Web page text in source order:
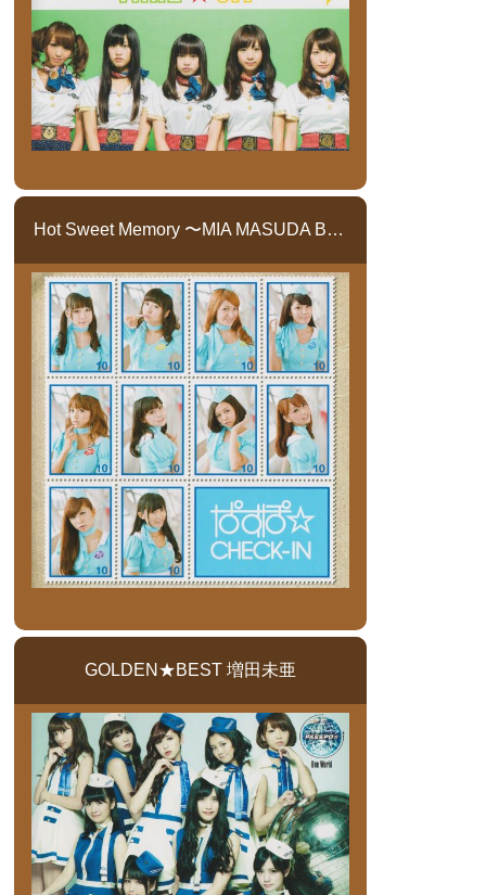
Hot Sweet Memory 〜MIA MASUDA BEST COLLECTION〜
GOLDEN★BEST 増田未亜